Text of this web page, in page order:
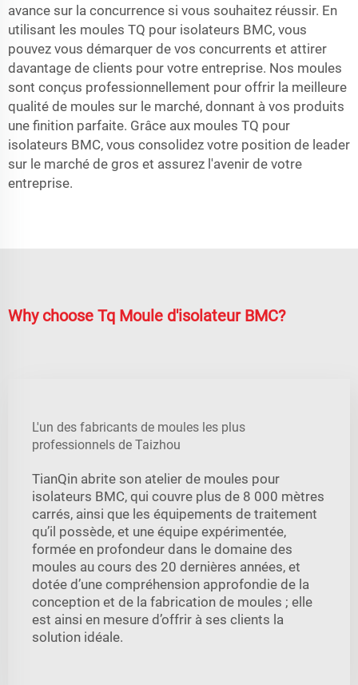
avance sur la concurrence si vous souhaitez réussir. En
utilisant les moules TQ pour isolateurs BMC, vous
pouvez vous démarquer de vos concurrents et attirer
davantage de clients pour votre entreprise. Nos moules
sont conçus professionnellement pour offrir la meilleure
qualité de moules sur le marché, donnant à vos produits
une finition parfaite. Grâce aux moules TQ pour
isolateurs BMC, vous consolidez votre position de leader
sur le marché de gros et assurez l'avenir de votre
entreprise.
Why choose Tq Moule d'isolateur BMC?
L'un des fabricants de moules les plus
professionnels de Taizhou
TianQin abrite son atelier de moules pour
isolateurs BMC, qui couvre plus de 8 000 mètres
carrés, ainsi que les équipements de traitement
qu’il possède, et une équipe expérimentée,
formée en profondeur dans le domaine des
moules au cours des 20 dernières années, et
dotée d’une compréhension approfondie de la
conception et de la fabrication de moules ; elle
est ainsi en mesure d’offrir à ses clients la
solution idéale.